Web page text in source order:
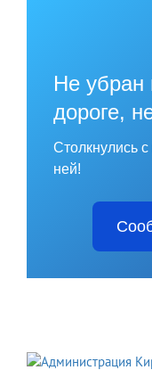
Не убран
дороге,
Столкнулись
ней!